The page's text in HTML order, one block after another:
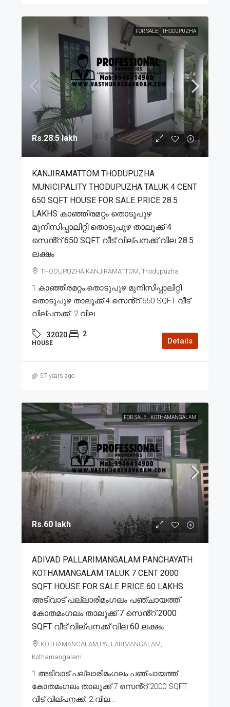
FOR SALE THODUPUZHA
Rs.28.5 lakh
KANJIRAMATTOM THODUPUZHA
MUNICIPALITY THODUPUZHA TALUK 4 CENT
650 SQFT HOUSE FOR SALE PRICE 28.5
LAKHS കാഞ്ഞിരമറ്റം തൊടുപുഴ
മുനിസിപ്പാലിറ്റി തൊടുപുഴ താലൂക്ക് 4
സെൻ്റ് 650 SQFT വീട് വില്പനക്ക് വില 28.5
ലക്ഷം
THODUPUZHA,KANJIRAMATTOM, Thodupuzha
1.കാഞ്ഞിരമറ്റം തൊടുപുഴ മുനിസിപ്പാലിറ്റി
തൊടുപുഴ താലൂക്ക് 4 സെൻ്റ് 650 SQFT വീട്
വില്പനക്ക്. 2.വില...
32020 2
HOUSE Details
57 years ago
FOR SALE KOTHAMANGALAM
Rs.60 lakh
ADIVAD PALLARIMANGALAM PANCHAYATH
KOTHAMANGALAM TALUK 7 CENT 2000
SQFT HOUSE FOR SALE PRICE 60 LAKHS
അടിവാട് പല്ലാരിമംഗലം പഞ്ചായത്ത്
കോതമംഗലം താലൂക്ക് 7 സെൻ്റ് 2000
SQFT വീട് വില്പനക്ക് വില 60 ലക്ഷം
KOTHAMANGALAM,PALLARIMANGALAM,
Kothamangalam
1.അടിവാട് പല്ലാരിമംഗലം പഞ്ചായത്ത്
കോതമംഗലം താലൂക്ക് 7 സെൻ്റ് 2000 SQFT
വീട് വില്പനക്ക്. 2.വില...